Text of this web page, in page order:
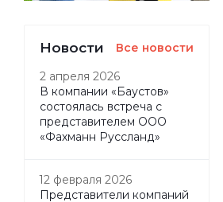
Новости Все новости
2 апреля 2026
В компании «Баустов»
состоялась встреча с
представителем ООО
«Фахманн Руссланд»
12 февраля 2026
Представители компаний